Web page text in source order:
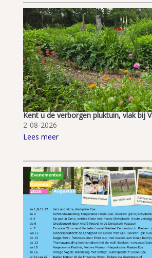
Kent u de verborgen pluktuin, vlak bij
2-08-2026
Lees meer